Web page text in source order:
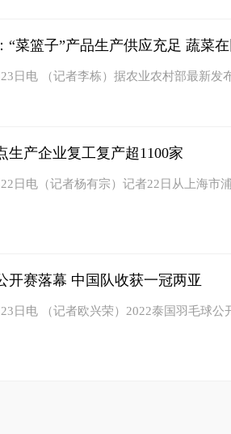
“菜篮子”产品生产供应充足 蔬菜
日电 （记者李栋）据农业农村部最新
生产企业复工复产超1100家
日电（记者杨有宗）记者22日从上海市
开赛落幕 中国队收获一冠两亚
日电 （记者欧兴荣）2022泰国羽毛球